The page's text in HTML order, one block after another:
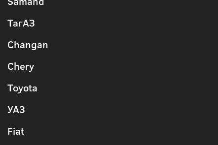
ТагАЗ
Changan
Chery
Toyota
УАЗ
Fiat